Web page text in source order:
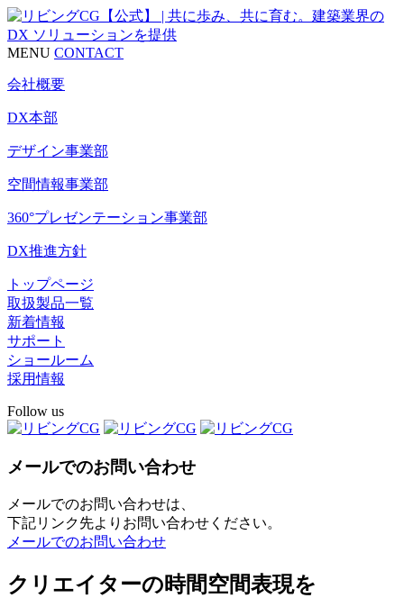
MENU CONTACT
会社概要
DX本部
デザイン事業部
空間情報事業部
360°プレゼンテーション事業部
DX推進方針
トップページ
取扱製品一覧
新着情報
サポート
ショールーム
採用情報
Follow us
メールでのお問い合わせ
メールでのお問い合わせは、
下記リンク先よりお問い合わせください。
メールでのお問い合わせ
クリエイターの時間空間表現を